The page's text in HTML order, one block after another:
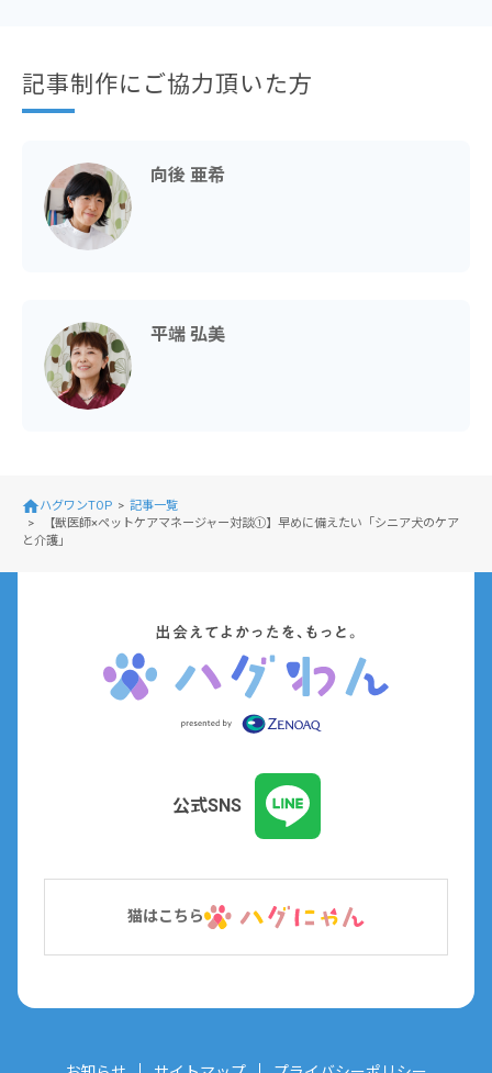
記事制作にご協力頂いた方
向後 亜希
平端 弘美
ハグワンTOP
記事一覧
【獣医師×ペットケアマネージャー対談①】早めに備えたい「シニア犬のケア
と介護」
公式SNS
猫はこちら